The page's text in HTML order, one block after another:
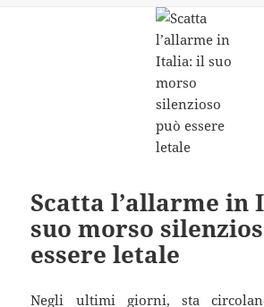
Scatta l’allarme in
suo morso
essere letale
Negli ultimi giorni, sta